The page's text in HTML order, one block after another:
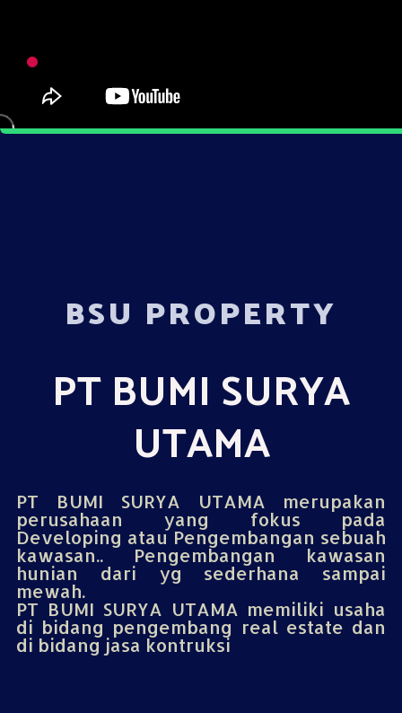
BSU PROPERTY
PT BUMI SURYA
UTAMA
PT BUMI SURYA UTAMA merupakan
perusahaan yang fokus pada
Developing atau Pengembangan sebuah
kawasan.. Pengembangan kawasan
hunian dari yg sederhana sampai
mewah.
PT BUMI SURYA UTAMA memiliki usaha
di bidang pengembang real estate dan
di bidang jasa kontruksi